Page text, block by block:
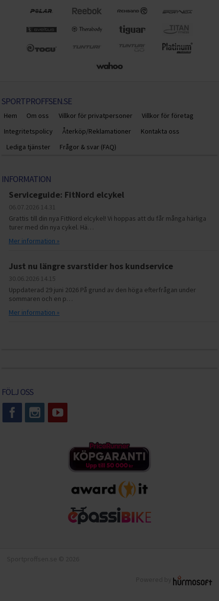
SPORTPROFFSEN.SE
Hem Om oss Villkor för privatpersoner
Villkor för företag
Integritetspolicy
Återköp/Reklamationer
Kontakta oss
Lediga tjänster
Frågor & svar (FAQ)
INFORMATION
Serviceguide: FitNord elcykel
06.07.2026 14.31
Grattis till din nya FitNord elcykel! Vi hoppas att du får många härliga
turer med din nya cykel. Hä…
Mer information »
Just nu längre svarstider hos kundservice
30.06.2026 14.15
Uppdaterad 29 juni 2026 På grund av den höga efterfrågan under
sommaren och en p…
Mer information »
FÖLJ OSS